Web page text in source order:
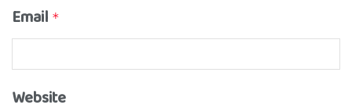
Email *
Website